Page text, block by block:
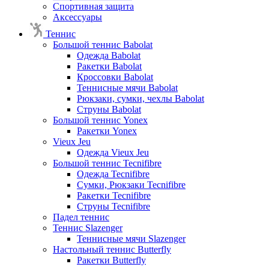
Спортивная защита
Аксессуары
Теннис
Большой теннис Babolat
Одежда Babolat
Ракетки Babolat
Кроссовки Babolat
Теннисные мячи Babolat
Рюкзаки, сумки, чехлы Babolat
Струны Babolat
Большой теннис Yonex
Ракетки Yonex
Vieux Jeu
Одежда Vieux Jeu
Большой теннис Tecnifibre
Одежда Tecnifibre
Сумки, Рюкзаки Tecnifibre
Ракетки Tecnifibre
Струны Tecnifibre
Падел теннис
Теннис Slazenger
Теннисные мячи Slazenger
Настольный теннис Butterfly
Ракетки Butterfly